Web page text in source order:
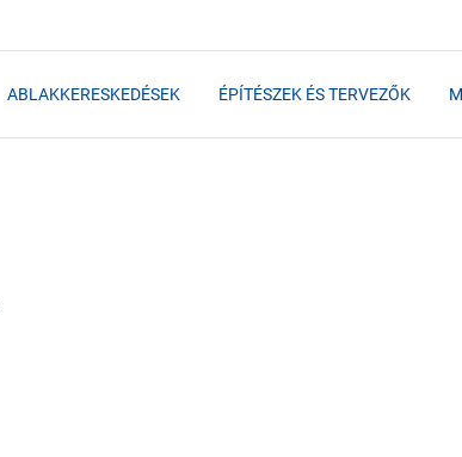
ABLAKKERESKEDÉSEK ÉPÍTÉSZEK ÉS TERVEZŐK